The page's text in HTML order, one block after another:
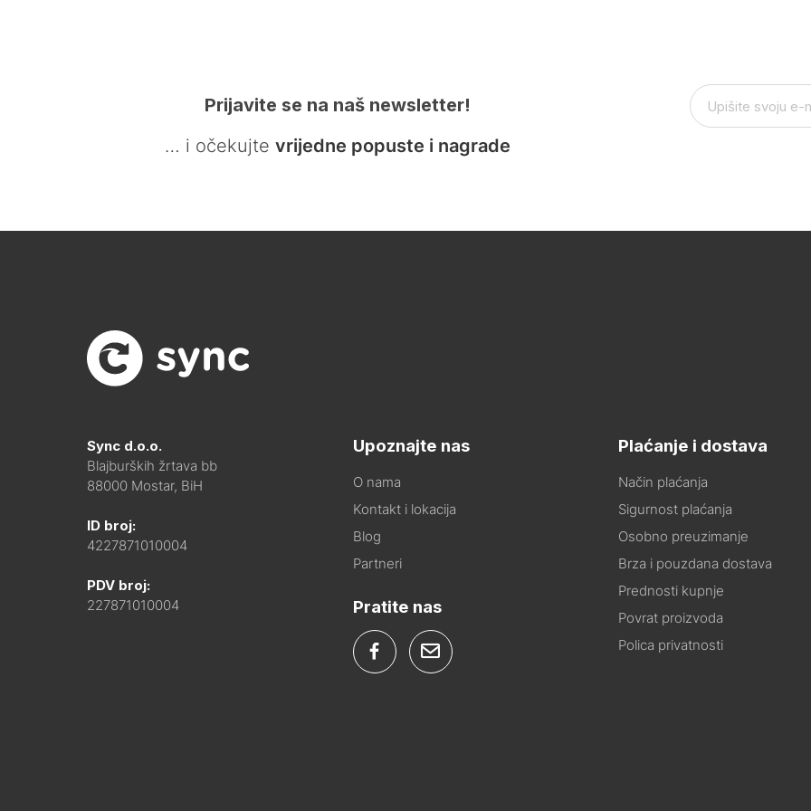
Prijavite se na naš newsletter!
… i očekujte vrijedne popuste i nagrade
Sync d.o.o.
Blajburških žrtava bb
88000 Mostar, BiH
ID broj:
4227871010004
PDV broj:
227871010004
Upoznajte nas
O nama
Kontakt i lokacija
Blog
Partneri
Pratite nas
Plaćanje i dostava
Način plaćanja
Sigurnost plaćanja
Osobno preuzimanje
Brza i pouzdana dostava
Prednosti kupnje
Povrat proizvoda
Polica privatnosti